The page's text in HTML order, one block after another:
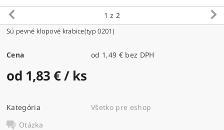
1 z 2
Sú pevné klopové krabice(typ 0201)
Cena od 1,49 € bez DPH
od 1,83 €/ ks
Kategória
Všetko pre eshop
Otázka